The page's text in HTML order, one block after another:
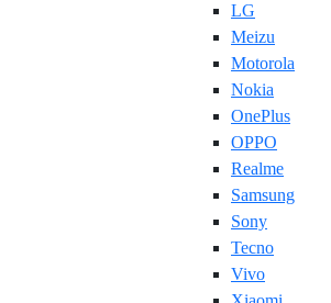
LG
Meizu
Motorola
Nokia
OnePlus
OPPO
Realme
Samsung
Sony
Tecno
Vivo